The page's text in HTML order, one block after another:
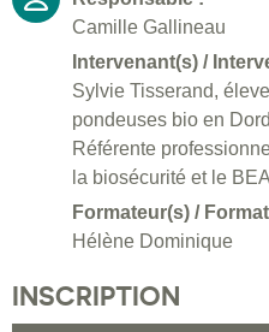
Camille Gallineau
Intervenant(s) /
Sylvie Tisserand,
pondeuses bio en
Référente
la biosécurité et le
Formateur(s) /
Hélène Dominique
INSCRIPTION